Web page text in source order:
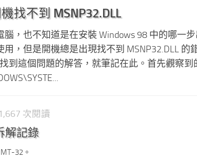
找不到 MSNP32.DLL
，也不知道是在安裝 Windows 98 中的哪一
，但是開機總是出現找不到 MSNP32.DLL 的
到這個問題的解答，就筆記在此。首先觀察
次閱讀
解記錄
32。